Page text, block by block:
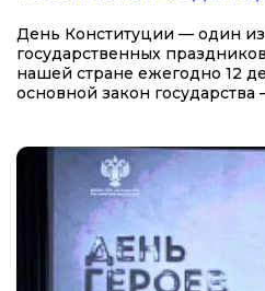
День Конституции — один
государственных
нашей стране ежегодно 12
основной закон государства